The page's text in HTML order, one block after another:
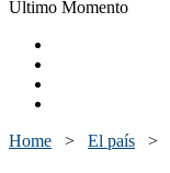
Último Momento
Home > El país >